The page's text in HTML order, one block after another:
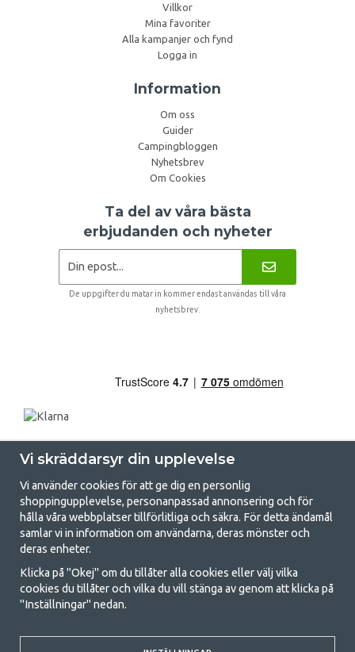
Villkor
Mina favoriter
Alla kampanjer och fynd
Logga in
Information
Om oss
Guider
Campingbloggen
Nyhetsbrev
Om Cookies
Ta del av våra bästa
erbjudanden och nyheter
De uppgifter du matar in kommer endast användas till våra
nyhetsbrev.
GetCamping.se - Din butik för camping
och uteliv
Att campa kan antingen vara en livsstil eller ett sätt att samla familjen
för ett gemensamt äventyr. Oavsett vilken kategori du tillhör hittar du
med att campa så därför erbjuder vi riktigt bra priser på familjetält,
Vi skräddarsyr din upplevelse
Vi använder cookies för att ge dig en personlig
shoppingupplevelse, personanpassad annonsering och för
hålla våra webbplatser tillförlitliga och säkra. För detta ändamål
samlar vi in information om användarna, deras mönster och
deras enheter.
Klicka på "Okej" om du tillåter alla cookies eller välj vilka
cookies du tillåter och vilka du vill stänga av genom att klicka på
"Inställningar" nedan.